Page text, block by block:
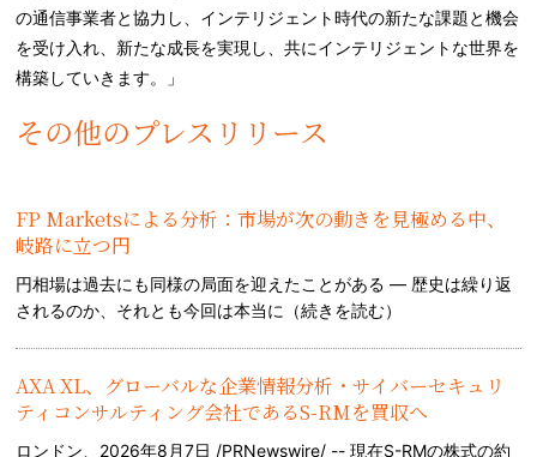
の通信事業者と協力し、インテリジェント時代の新たな課題と機会
を受け入れ、新たな成長を実現し、共にインテリジェントな世界を
構築していきます。」
その他のプレスリリース
FP Marketsによる分析：市場が次の動きを見極める中、
岐路に立つ円
円相場は過去にも同様の局面を迎えたことがある — 歴史は繰り返
されるのか、それとも今回は本当に（続きを読む）
AXA XL、グローバルな企業情報分析・サイバーセキュリ
ティコンサルティング会社であるS-RMを買収へ
ロンドン、2026年8月7日 /PRNewswire/ -- 現在S-RMの株式の約